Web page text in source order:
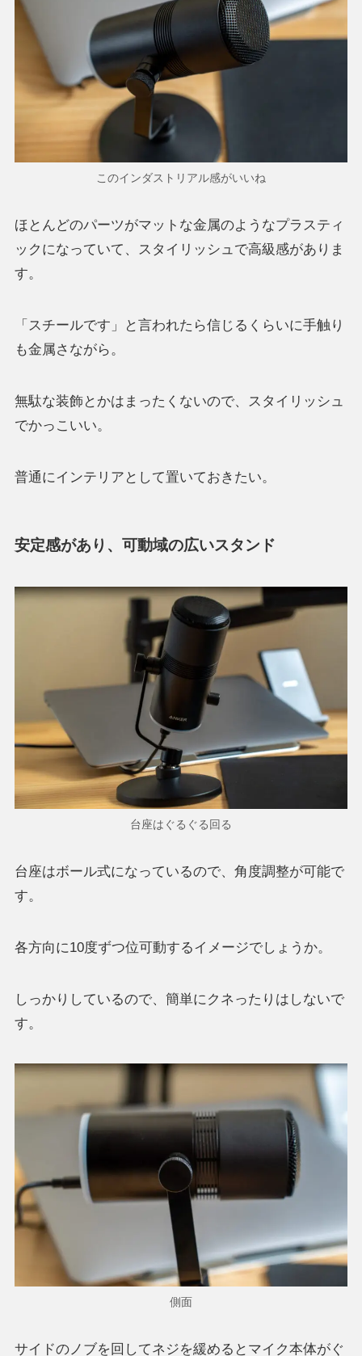
このインダストリアル感がいいね
ほとんどのパーツがマットな金属のようなプラスティ
ックになっていて、スタイリッシュで高級感がありま
す。
「スチールです」と言われたら信じるくらいに手触り
も金属さながら。
無駄な装飾とかはまったくないので、スタイリッシュ
でかっこいい。
普通にインテリアとして置いておきたい。
安定感があり、可動域の広いスタンド
台座はぐるぐる回る
台座はボール式になっているので、角度調整が可能で
す。
各方向に10度ずつ位可動するイメージでしょうか。
しっかりしているので、簡単にクネったりはしないで
す。
側面
サイドのノブを回してネジを緩めるとマイク本体がぐ